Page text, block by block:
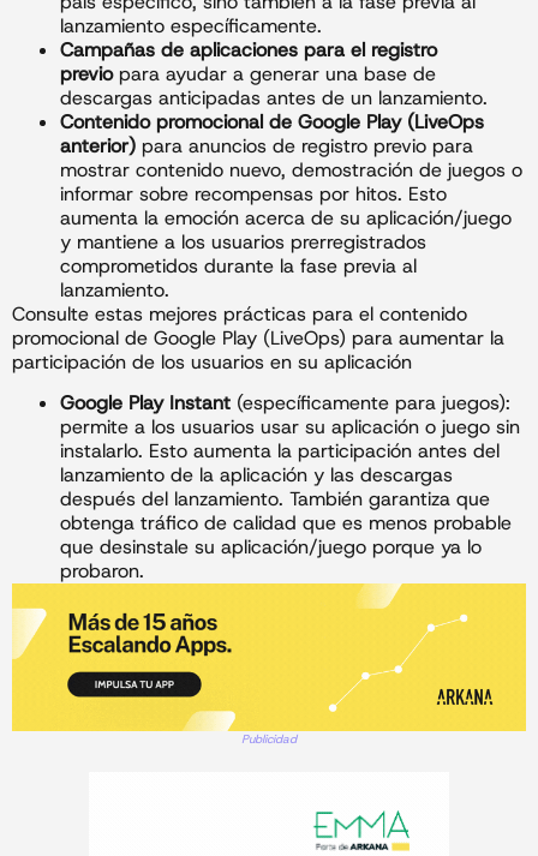
lanzamiento específicamente.
Campañas de aplicaciones para el registro
previopara ayudar a generar una base de
descargas anticipadas antes de un lanzamiento.
Contenido promocional de Google Play (LiveOps
anterior) para anuncios de registro previo para
mostrar contenido nuevo, demostración de juegos o
informar sobre recompensas por hitos. Esto
aumenta la emoción acerca de su aplicación/juego
y mantiene a los usuarios prerregistrados
comprometidos durante la fase previa al
lanzamiento.
Consulte estas mejores prácticas para el contenido
promocional de Google Play (LiveOps) para aumentar la
participación de los usuarios en su aplicación
Google Play Instant (específicamente para juegos):
permite a los usuarios usar su aplicación o juego sin
instalarlo. Esto aumenta la participación antes del
lanzamiento de la aplicación y las descargas
después del lanzamiento. También garantiza que
obtenga tráfico de calidad que es menos probable
que desinstale su aplicación/juego porque ya lo
probaron.
Publicidad